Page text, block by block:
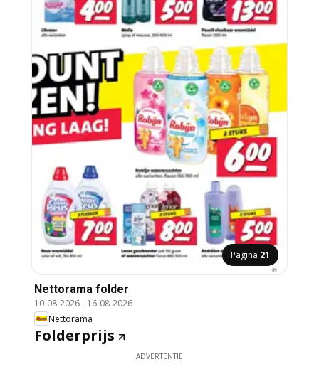
Pagina 21
Nettorama folder
10-08-2026- 16-08-2026
Nettorama
Folderprijs
ADVERTENTIE